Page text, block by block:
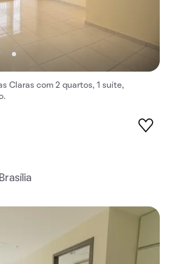
Claras com 2 quartos, 1 suíte,